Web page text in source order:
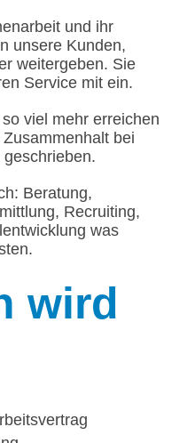
und ihr
unsere Kunden,
weitergeben. Sie
Service mit ein.
viel mehr erreichen
bei
Beratung,
Recruiting,
was
wird